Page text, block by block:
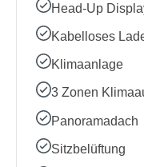
Head-Up
Kabelloses
Klimaanlage
3 Zonen
Panoramadach
Sitzbelüftung